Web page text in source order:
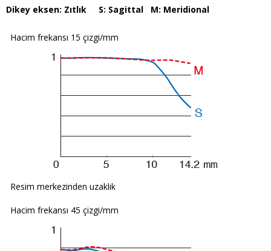
Dikey eksen: Zıtlık S: Sagittal M: Meridional
Hacim frekansı 15 çizgi/mm
Resim merkezinden uzaklık
Hacim frekansı 45 çizgi/mm